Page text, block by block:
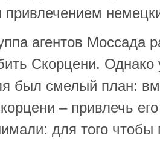
агентов Моссада
Скорцени. Однако
был смелый план:
– привлечь
для того чтобы